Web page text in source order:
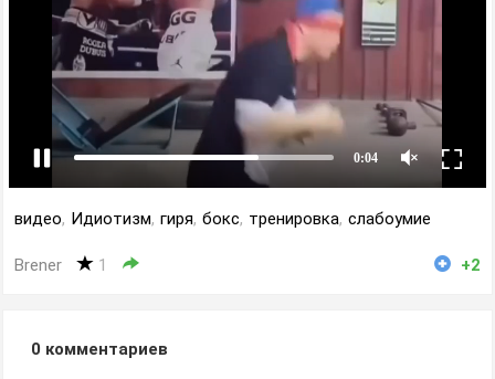
видео, Идиотизм, гиря, бокс, тренировка, слабоумие
Brener 1 +2
0 комментариев